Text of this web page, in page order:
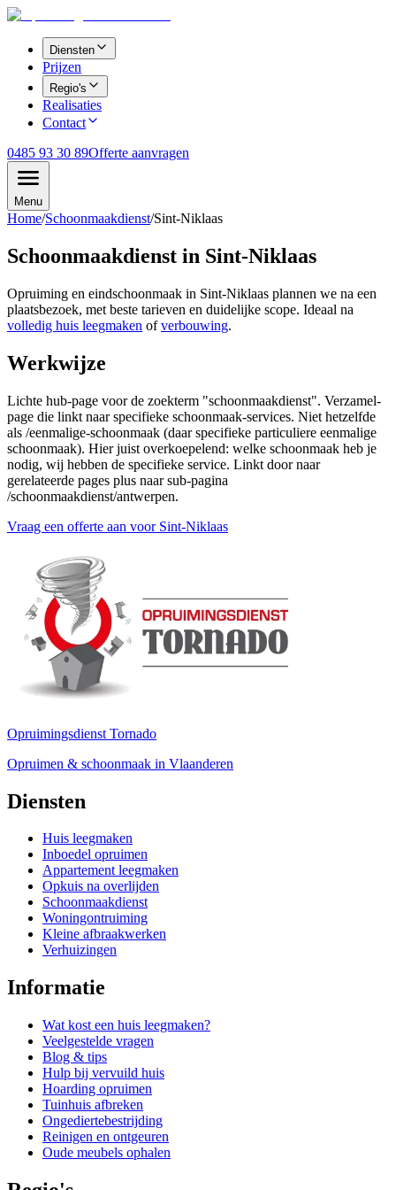
Diensten
Prijzen
Regio's
Realisaties
Contact
0485 93 30 89Offerte aanvragen
Menu
Home/Schoonmaakdienst/Sint-Niklaas
Schoonmaakdienst in Sint-Niklaas
Opruiming en eindschoonmaak in Sint-Niklaas plannen we na een
plaatsbezoek, met beste tarieven en duidelijke scope. Ideaal na
volledig huis leegmaken of verbouwing.
Werkwijze
Lichte hub-page voor de zoekterm "schoonmaakdienst". Verzamel-
page die linkt naar specifieke schoonmaak-services. Niet hetzelfde
als /eenmalige-schoonmaak (daar specifieke particuliere eenmalige
schoonmaak). Hier juist overkoepelend: welke schoonmaak heb je
nodig, wij hebben de specifieke service. Linkt door naar
gerelateerde pages plus naar sub-pagina
/schoonmaakdienst/antwerpen.
Vraag een offerte aan voor Sint-Niklaas
Opruimingsdienst Tornado
Opruimen & schoonmaak in Vlaanderen
Diensten
Huis leegmaken
Inboedel opruimen
Appartement leegmaken
Opkuis na overlijden
Schoonmaakdienst
Woningontruiming
Kleine afbraakwerken
Verhuizingen
Informatie
Wat kost een huis leegmaken?
Veelgestelde vragen
Blog & tips
Hulp bij vervuild huis
Hoarding opruimen
Tuinhuis afbreken
Ongediertebestrijding
Reinigen en ontgeuren
Oude meubels ophalen